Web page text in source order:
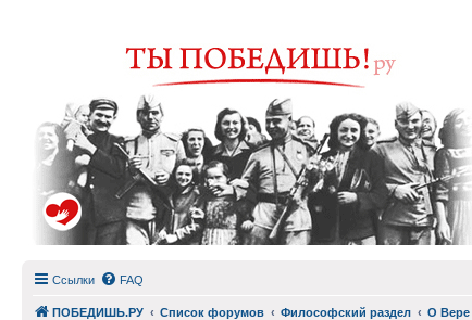
Ссылки FAQ
ПОБЕДИШЬ.РУ Список форумов Философский раздел О Вере